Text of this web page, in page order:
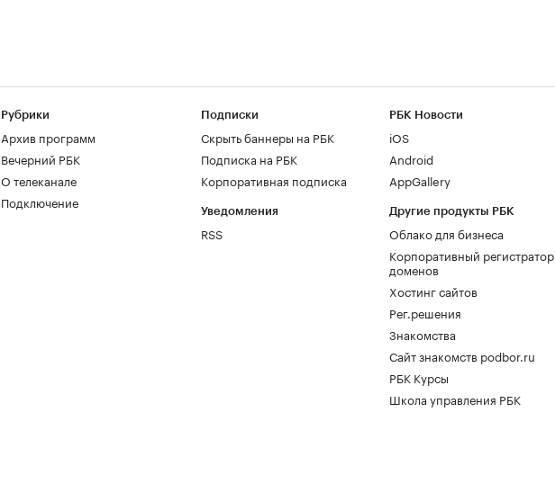
Рубрики
Архив программ
Вечерний РБК
О телеканале
Подключение
Подписки
Скрыть баннеры на РБК
Подписка на РБК
Корпоративная подписка
Уведомления
RSS
РБК Новости
iOS
Android
AppGallery
Другие продукты РБК
Облако для бизнеса
Корпоративный регистратор
доменов
Хостинг сайтов
Рег.решения
Знакомства
Сайт знакомств podbor.ru
РБК Курсы
Школа управления РБК